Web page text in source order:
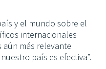
y el mundo sobre el
internacionales
aún más relevante
país es efectiva”.